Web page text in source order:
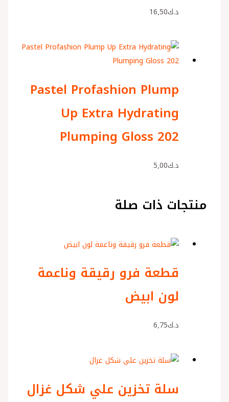
د.ك16٫50
Pastel Profashion Plump
Up Extra Hydrating
Plumping Gloss 202
د.ك5٫00
منتجات ذات صلة
قطعة فرو رقيقة وناعمة
لون ابيض
د.ك6٫75
سلة تخزين علي شكل غزال